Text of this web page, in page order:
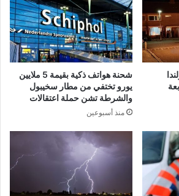
شحنة هواتف ذكية بقيمة 5 ملايين
يورو تختفي من مطار سخيبول
والشرطة تشن حملة اعتقالات
منذ أسبوعين